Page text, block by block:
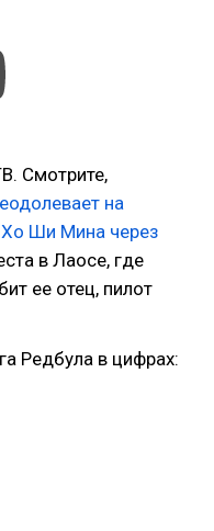
Смотрите,
на
Ши Мина через
в Лаосе, где
ее отец, пилот
Редбула в цифрах: